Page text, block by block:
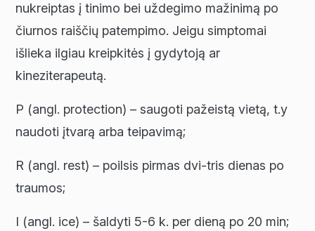
nukreiptas į tinimo bei uždegimo mažinimą po
čiurnos raiščių patempimo. Jeigu simptomai
išlieka ilgiau kreipkitės į gydytoją ar
kineziterapeutą.
P (angl. protection) – saugoti pažeistą vietą, t.y
naudoti įtvarą arba teipavimą;
R (angl. rest) – poilsis pirmas dvi-tris dienas po
traumos;
I (angl. ice) – šaldyti 5-6 k. per dieną po 20 min;